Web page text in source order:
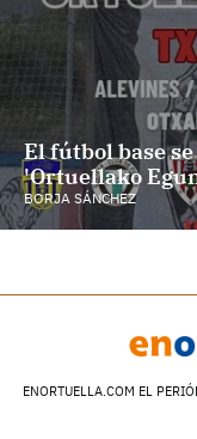
El fútbol base
'Ortuellako
BORJA SÁNCHEZ
ENORTUELLA.COM EL